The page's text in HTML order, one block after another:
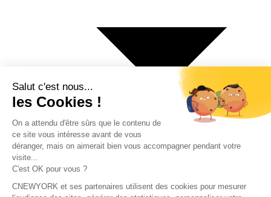
€ Euro
$ Dollar US